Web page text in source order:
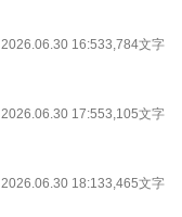
2026.06.30 16:533,784文字
2026.06.30 17:553,105文字
2026.06.30 18:133,465文字